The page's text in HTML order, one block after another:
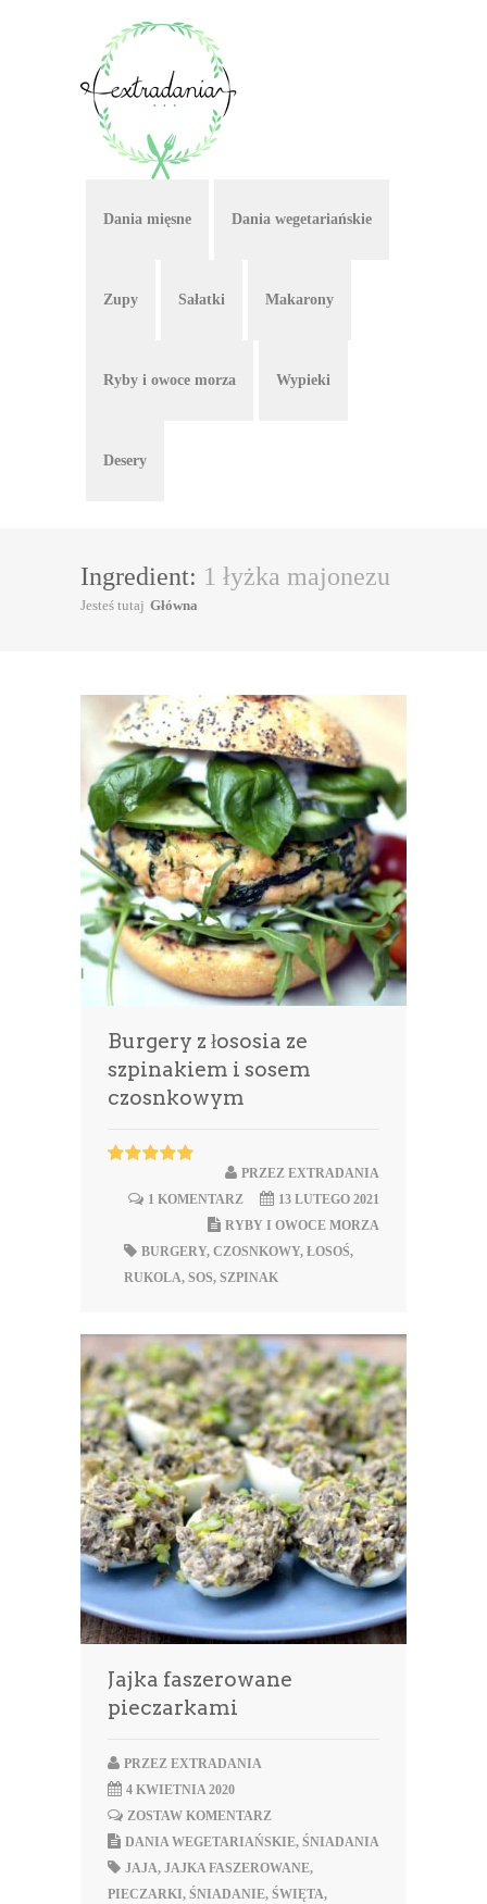
Dania mięsne Dania wegetariańskie
Zupy Sałatki Makarony
Ryby i owoce morza Wypieki
Desery
Ingredient: 1 łyżka majonezu
Jesteś tutaj Główna
Burgery z łososia ze
szpinakiem i sosem
czosnkowym
PRZEZ EXTRADANIA
13 LUTEGO 2021
1 KOMENTARZ
RYBY I OWOCE MORZA
BURGERY, CZOSNKOWY, ŁOSOŚ,
RUKOLA, SOS, SZPINAK
Jajka faszerowane
pieczarkami
PRZEZ EXTRADANIA
4 KWIETNIA 2020
ZOSTAW KOMENTARZ
DANIA WEGETARIAŃSKIE, ŚNIADANIA
JAJA, JAJKA FASZEROWANE,
PIECZARKI, ŚNIADANIE, ŚWIĘTA,